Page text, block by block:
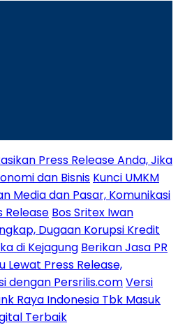
Press Release Anda, Jika
dan Bisnis Kunci UMKM
Media dan Pasar, Komunikasi
Release Bos Sritex Iwan
Dugaan Korupsi Kredit
di Kejagung Berikan Jasa PR
Lewat Press Release,
dengan Persrilis.comVersi
Raya Indonesia Tbk Masuk
Terbaik